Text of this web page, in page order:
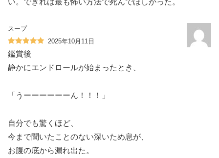
い。できれば最も怖い方法で死んでほしかった。
スープ
2025年10月11日
鑑賞後
静かにエンドロールが始まったとき、
「うーーーーーーん！！！」
自分でも驚くほど、
今まで聞いたことのない深いため息が、
お腹の底から漏れ出た。